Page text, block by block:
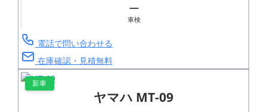
―
車検
電話で問い合わせる
在庫確認・見積無料
新車
ヤマハ MT-09